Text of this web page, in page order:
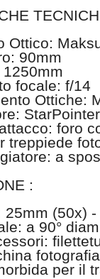
Ottico:
90mm
focale: f/14
Ottiche:
foro
treppiede
a
:
25mm (50x)
a 90°
fotografia
per il